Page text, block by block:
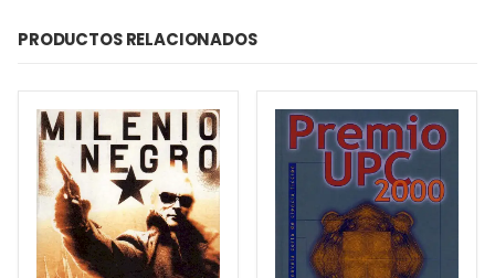
PRODUCTOS RELACIONADOS